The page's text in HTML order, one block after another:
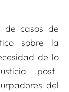
de casos de
sobre la
de lo
post-
del